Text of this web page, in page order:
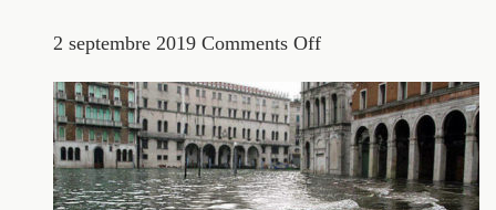
2 septembre 2019 Comments Off